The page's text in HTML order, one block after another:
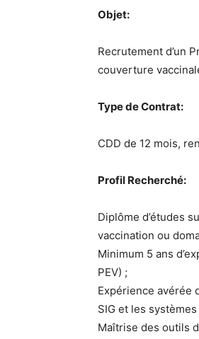
Objet:
Recrutement d’un
couverture
Type de Contrat:
CDD de 12 mois,
Profil Recherché:
Diplôme d’études
vaccination ou
Minimum 5 ans
PEV) ;
Expérience avérée
SIG et les
Maîtrise des outils